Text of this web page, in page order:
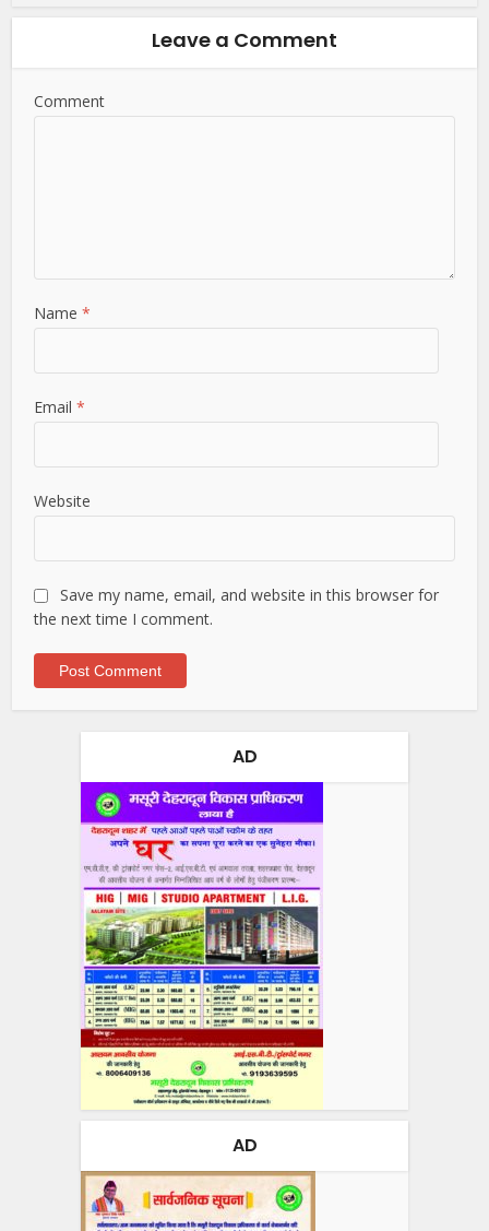
Leave a Comment
Comment
Name*
Email*
Website
Save my name, email, and website in this browser for
the next time I comment.
AD
AD